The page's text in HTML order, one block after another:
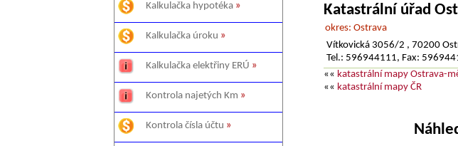
Kalkulačka hypotéka »
Kalkulačka úroku »
Kalkulačka elektřiny ERÚ »
Kontrola najetých Km »
Kontrola čísla účtu »
Katastrální úřad
okres: Ostrava
Vítkovická 3056/2 , 70200
Tel.: 596944111, Fax:
«« katastrální mapy Ostrava-
«« katastrální mapy ČR